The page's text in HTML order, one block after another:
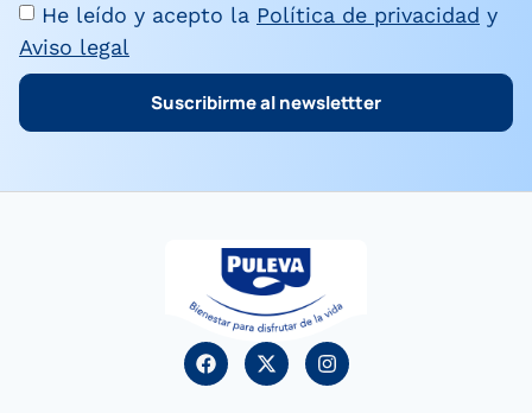
He leído y acepto la Política de privacidad y
Aviso legal
Suscribirme al newslettter